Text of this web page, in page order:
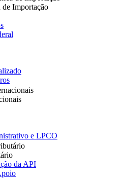
Importação
e LPCO
da API